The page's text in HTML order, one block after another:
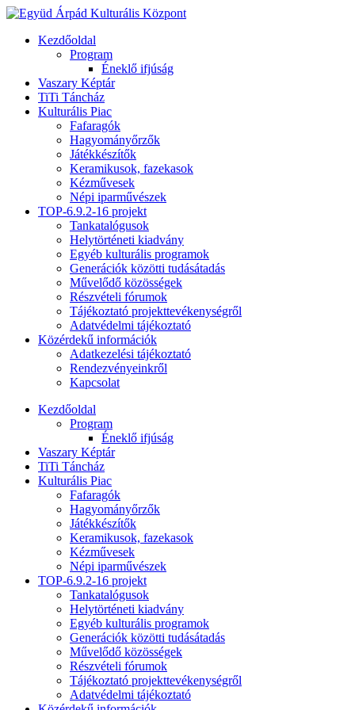
Kezdőoldal
Program
Éneklő ifjúság
Vaszary Képtár
TiTi Táncház
Kulturális Piac
Fafaragók
Hagyományőrzők
Játékkészítők
Keramikusok, fazekasok
Kézművesek
Népi iparművészek
TOP-6.9.2-16 projekt
Tankatalógusok
Helytörténeti kiadvány
Egyéb kulturális programok
Generációk közötti tudásátadás
Művelődő közösségek
Részvételi fórumok
Tájékoztató projekttevékenységről
Adatvédelmi tájékoztató
Közérdekű információk
Adatkezelési tájékoztató
Rendezvényeinkről
Kapcsolat
Kezdőoldal
Program
Éneklő ifjúság
Vaszary Képtár
TiTi Táncház
Kulturális Piac
Fafaragók
Hagyományőrzők
Játékkészítők
Keramikusok, fazekasok
Kézművesek
Népi iparművészek
TOP-6.9.2-16 projekt
Tankatalógusok
Helytörténeti kiadvány
Egyéb kulturális programok
Generációk közötti tudásátadás
Művelődő közösségek
Részvételi fórumok
Tájékoztató projekttevékenységről
Adatvédelmi tájékoztató